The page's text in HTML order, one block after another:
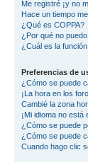
Me registré ¡y no
Hace un tiempo
¿Qué es COPPA?
¿Por qué no
¿Cuál es la
Preferencias de
¿Cómo se puede
¡La hora en los
Cambié la zona
¡Mi idioma no está
¿Cómo se puede
¿Cómo se puede
Cuando hago clic